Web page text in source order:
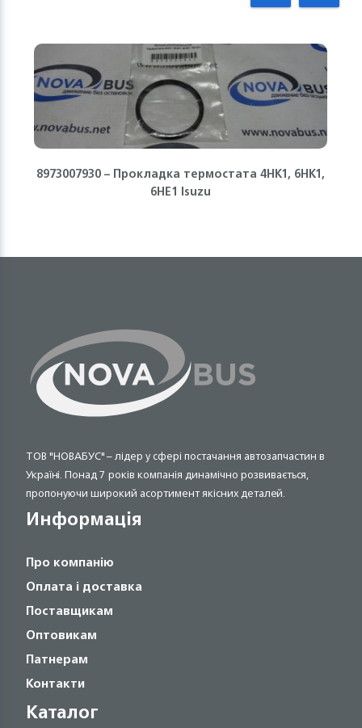
8973007930 – Прокладка термостата 4HK1, 6HK1,
6HE1 Isuzu
ТОВ "НОВАБУС" – лідер у сфері постачання автозапчастин в
Україні. Понад 7 років компанія динамічно розвивається,
пропонуючи широкий асортимент якісних деталей.
Информація
Про компанію
Оплата і доставка
Поставщикам
Оптовикам
Патнерам
Контакти
Каталог